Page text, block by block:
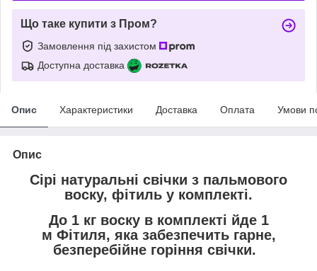
Що таке купити з Пром?
Замовлення під захистом
Доступна доставка
Опис Характеристики Доставка Оплата Умови
Опис
Сірі натуральні свічки з пальмового
воску, фітиль у комплекті.
До 1 кг воску в комплекті йде 1
м Фітиля, яка забезпечить гарне,
безперебійне горіння свічки.